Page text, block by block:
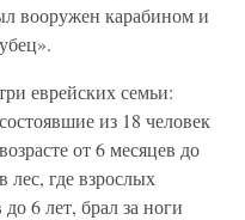
вооружен карабином и
еврейских семьи:
из 18 человек
от 6 месяцев до
лес, где взрослых
6 лет, брал за ноги